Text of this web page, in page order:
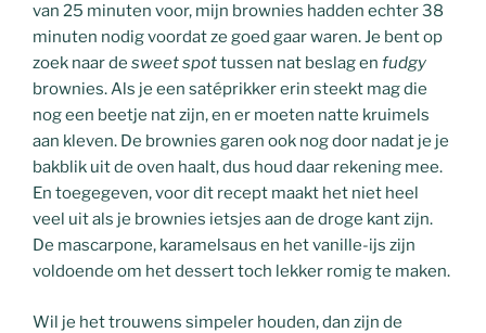
van 25 minuten voor, mijn brownies hadden echter 38
minuten nodig voordat ze goed gaar waren. Je bent op
zoek naar de sweet spottussen nat beslag en fudgy
brownies. Als je een satéprikker erin steekt mag die
nog een beetje nat zijn, en er moeten natte kruimels
aan kleven. De brownies garen ook nog door nadat je je
bakblik uit de oven haalt, dus houd daar rekening mee.
En toegegeven, voor dit recept maakt het niet heel
veel uit als je brownies ietsjes aan de droge kant zijn.
De mascarpone, karamelsaus en het vanille-ijs zijn
voldoende om het dessert toch lekker romig te maken.
Wil je het trouwens simpeler houden, dan zijn de